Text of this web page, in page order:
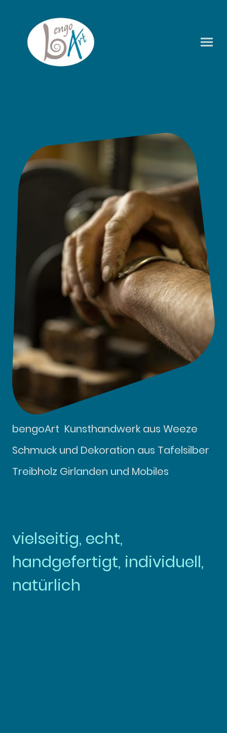
bengoArt Kunsthandwerk aus Weeze
Schmuck und Dekoration aus Tafelsilber
Treibholz Girlanden und Mobiles
vielseitig, echt,
handgefertigt, individuell,
natürlich